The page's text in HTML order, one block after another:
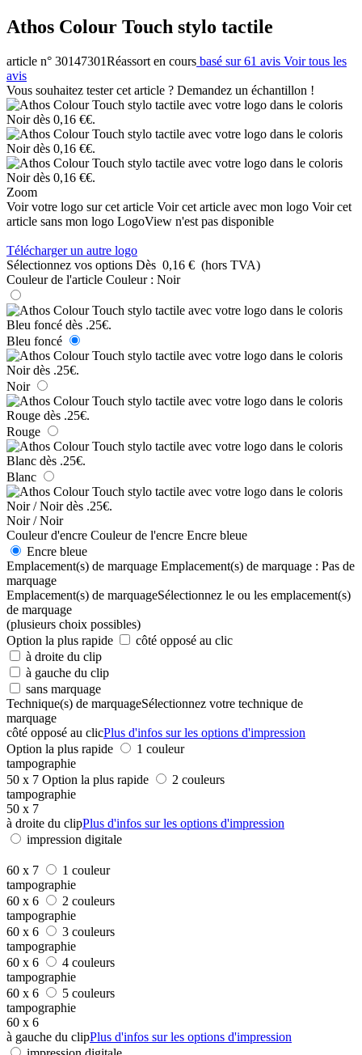
Athos Colour Touch stylo tactile
article n° 30147301Réassort en cours basé sur 61 avis Voir tous les
avis
Vous souhaitez tester cet article ? Demandez un échantillon !
Zoom
Voir votre logo sur cet article Voir cet article avec mon logo Voir cet
article sans mon logo LogoView n'est pas disponible
Télécharger un autre logo
Sélectionnez vos options Dès 0,16 € (hors TVA)
Couleur de l'article Couleur : Noir
Bleu foncé
Noir
Rouge
Blanc
Noir / Noir
Couleur d'encre Couleur de l'encre Encre bleue
Encre bleue
Emplacement(s) de marquage Emplacement(s) de marquage : Pas de
marquage
Emplacement(s) de marquageSélectionnez le ou les emplacement(s)
de marquage
(plusieurs choix possibles)
Option la plus rapide
côté opposé au clic
à droite du clip
à gauche du clip
sans marquage
Technique(s) de marquageSélectionnez votre technique de
marquage
côté opposé au clicPlus d'infos sur les options d'impression
Option la plus rapide
1 couleur
tampographie
50 x 7 Option la plus rapide
2 couleurs
tampographie
50 x 7
à droite du clipPlus d'infos sur les options d'impression
impression digitale
60 x 7
1 couleur
tampographie
60 x 6
2 couleurs
tampographie
60 x 6
3 couleurs
tampographie
60 x 6
4 couleurs
tampographie
60 x 6
5 couleurs
tampographie
60 x 6
à gauche du clipPlus d'infos sur les options d'impression